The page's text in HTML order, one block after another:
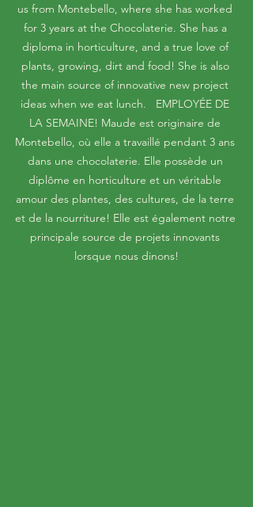
us from Montebello, where she has worked
for 3 years at the Chocolaterie. She has a
diploma in horticulture, and a true love of
plants, growing, dirt and food! She is also
the main source of innovative new project
ideas when we eat lunch.   EMPLOYÉE DE
LA SEMAINE! Maude est originaire de
Montebello, où elle a travaillé pendant 3 ans
dans une chocolaterie. Elle possède un
diplôme en horticulture et un véritable
amour des plantes, des cultures, de la terre
et de la nourriture! Elle est également notre
principale source de projets innovants
lorsque nous dinons!